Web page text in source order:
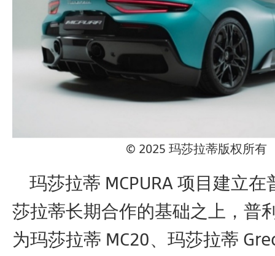
© 2025 玛莎拉蒂版权所有
玛莎拉蒂 MCPURA 项目建立在
莎拉蒂长期合作的基础之上，普
为玛莎拉蒂 MC20、玛莎拉蒂